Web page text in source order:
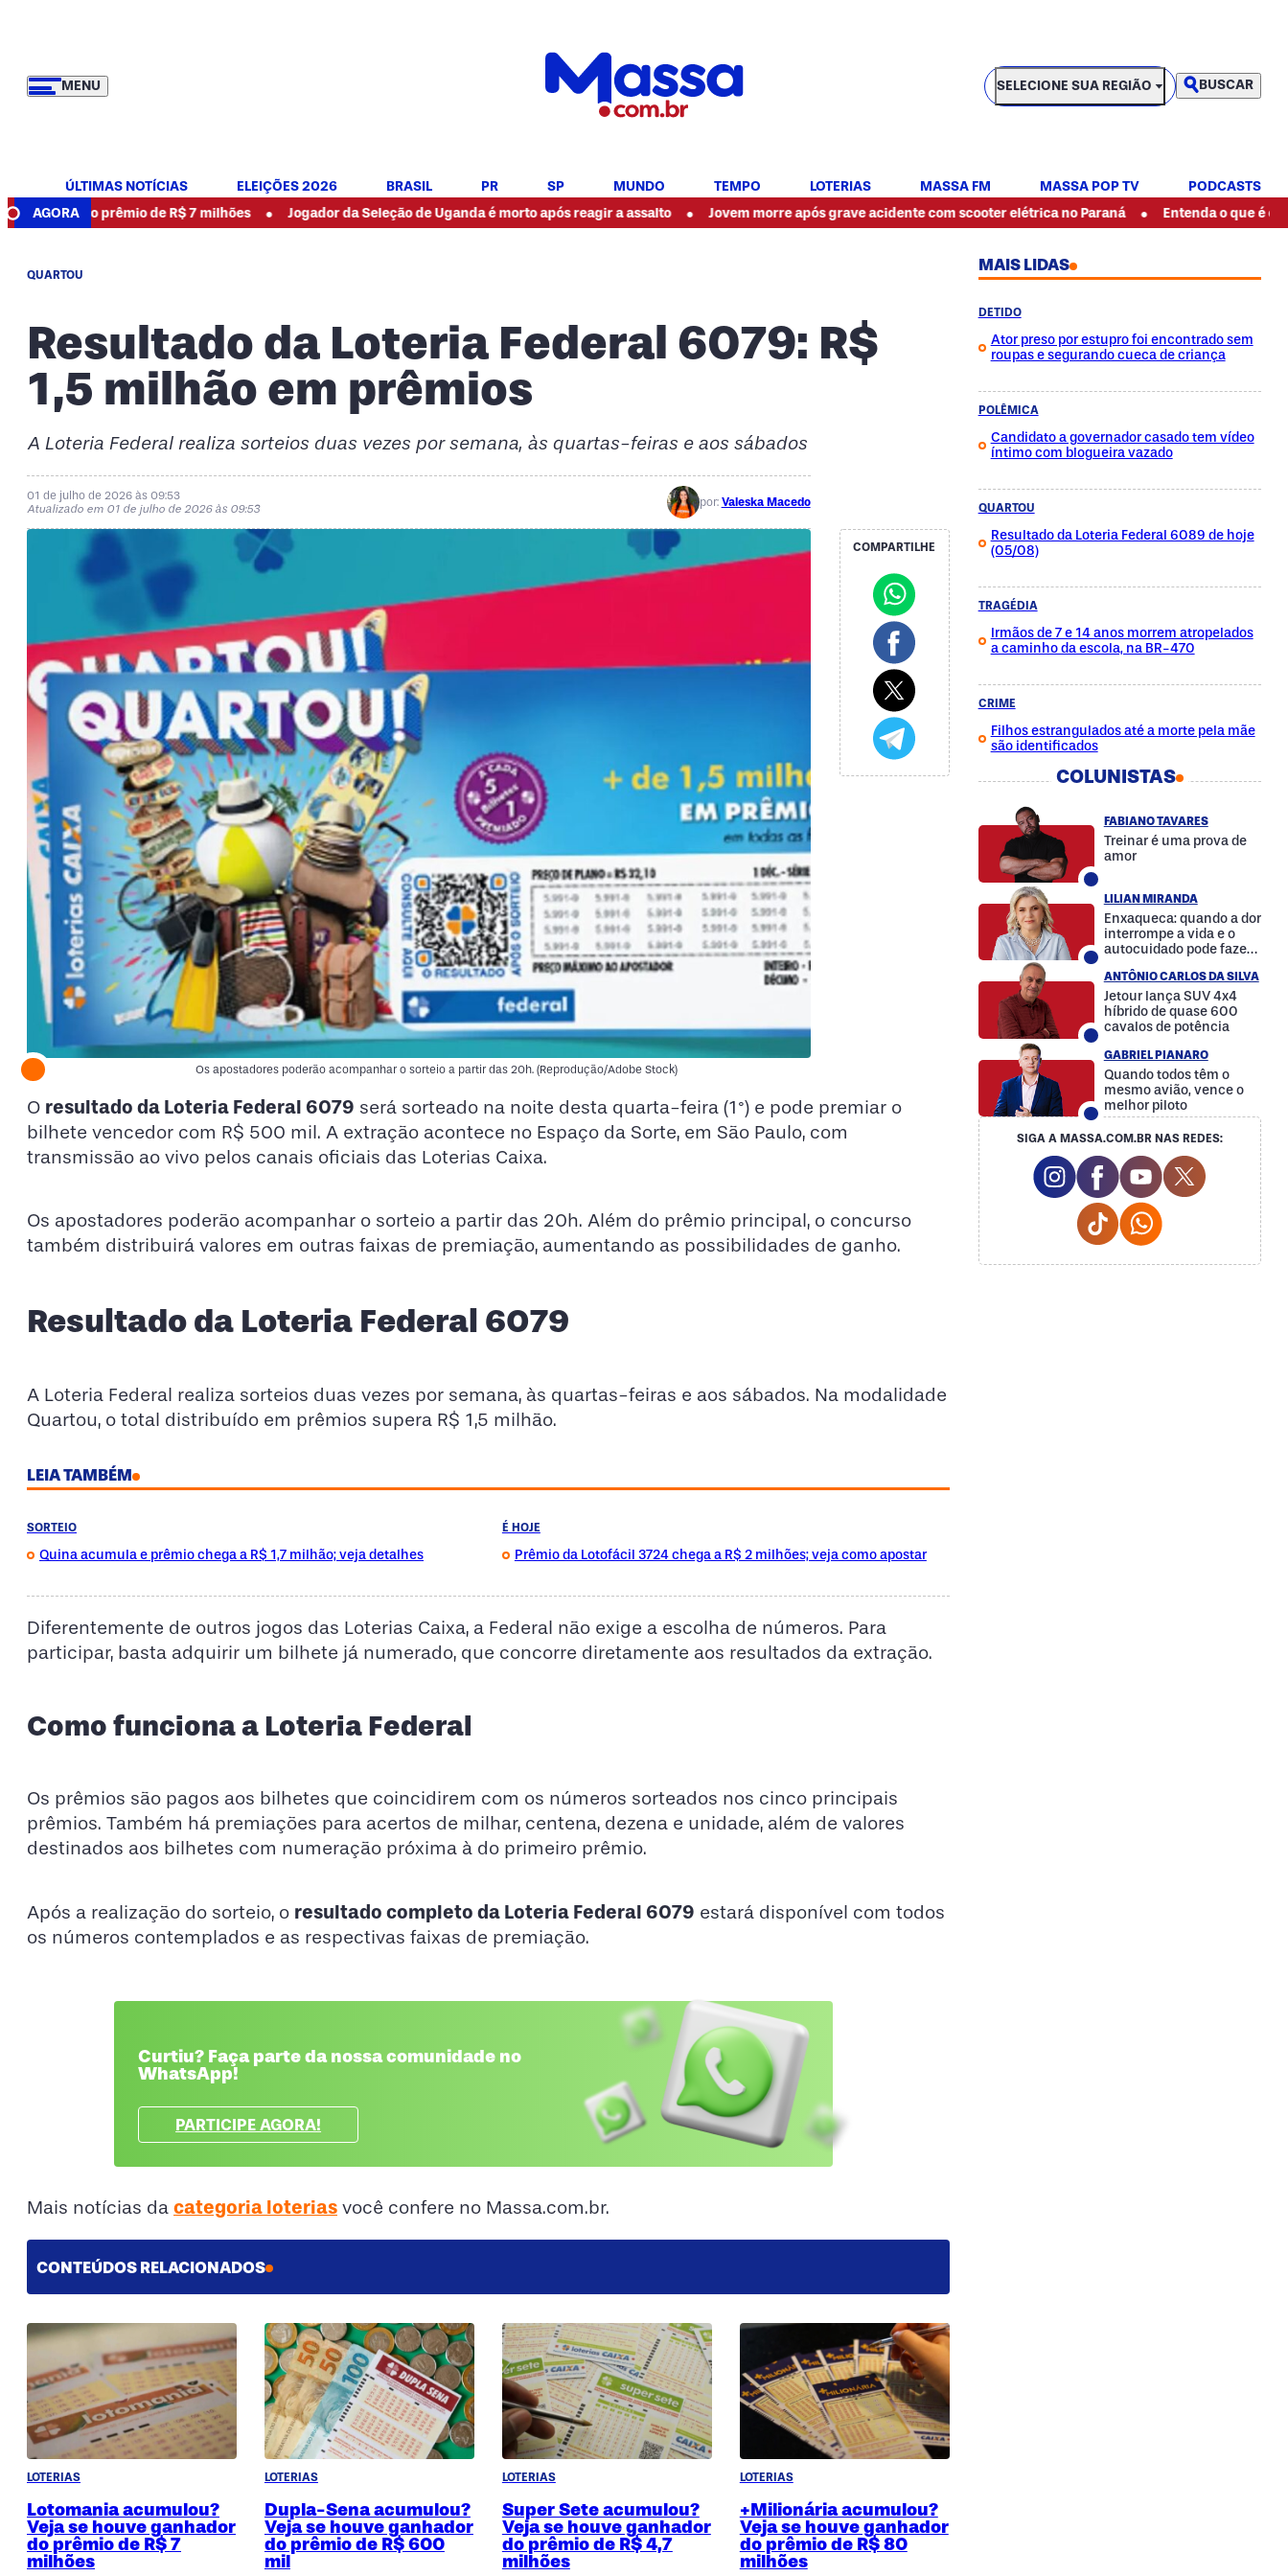
MENU
SELECIONE SUA REGIÃO
SELECIONE SUA REGIÃO BUSCAR
ÚLTIMAS NOTÍCIAS ELEIÇÕES 2026 BRASIL PR SP MUNDO TEMPO LOTERIAS MASSA FM MASSA POP TV
PODCASTS
AGORA
do prêmio de R$ 7 milhões • Jogador da Seleção de Uganda é morto após reagir a assalto • Jovem morre após grave acidente com scooter elétrica no Paraná • Entenda o que é o ciclone
QUARTOU
Resultado da Loteria Federal 6079: R$
1,5 milhão em prêmios
A Loteria Federal realiza sorteios duas vezes por semana, às quartas-feiras e aos sábados
01 de julho de 2026 às 09:53
Atualizado em 01 de julho de 2026 às 09:53
por: Valeska Macedo
Os apostadores poderão acompanhar o sorteio a partir das 20h. (Reprodução/Adobe Stock)
COMPARTILHE
O resultado da Loteria Federal 6079 será sorteado na noite desta quarta-feira (1°) e pode premiar o
bilhete vencedor com R$ 500 mil. A extração acontece no Espaço da Sorte, em São Paulo, com
transmissão ao vivo pelos canais oficiais das Loterias Caixa.
Os apostadores poderão acompanhar o sorteio a partir das 20h. Além do prêmio principal, o concurso
também distribuirá valores em outras faixas de premiação, aumentando as possibilidades de ganho.
Resultado da Loteria Federal 6079
A Loteria Federal realiza sorteios duas vezes por semana, às quartas-feiras e aos sábados. Na modalidade
Quartou, o total distribuído em prêmios supera R$ 1,5 milhão.
LEIA TAMBÉM
SORTEIO
Quina acumula e prêmio chega a R$ 1,7 milhão; veja detalhes
É HOJE
Prêmio da Lotofácil 3724 chega a R$ 2 milhões; veja como apostar
Diferentemente de outros jogos das Loterias Caixa, a Federal não exige a escolha de números. Para
participar, basta adquirir um bilhete já numerado, que concorre diretamente aos resultados da extração.
Como funciona a Loteria Federal
Os prêmios são pagos aos bilhetes que coincidirem com os números sorteados nos cinco principais
prêmios. Também há premiações para acertos de milhar, centena, dezena e unidade, além de valores
destinados aos bilhetes com numeração próxima à do primeiro prêmio.
Após a realização do sorteio, o resultado completo da Loteria Federal 6079 estará disponível com todos
os números contemplados e as respectivas faixas de premiação.
Curtiu? Faça parte da nossa comunidade no
WhatsApp!
PARTICIPE AGORA!
Mais notícias da categoria loterias você confere no Massa.com.br.
CONTEÚDOS RELACIONADOS
LOTERIAS
Lotomania acumulou?
Veja se houve ganhador
do prêmio de R$ 7
milhões
LOTERIAS
Dupla-Sena acumulou?
Veja se houve ganhador
do prêmio de R$ 600
mil
LOTERIAS
Super Sete acumulou?
Veja se houve ganhador
do prêmio de R$ 4,7
milhões
LOTERIAS
+Milionária acumulou?
Veja se houve ganhador
do prêmio de R$ 80
milhões
MAIS LIDAS
DETIDO
Ator preso por estupro foi encontrado sem
roupas e segurando cueca de criança
POLÊMICA
Candidato a governador casado tem vídeo
íntimo com blogueira vazado
QUARTOU
Resultado da Loteria Federal 6089 de hoje
(05/08)
TRAGÉDIA
Irmãos de 7 e 14 anos morrem atropelados
a caminho da escola, na BR-470
CRIME
Filhos estrangulados até a morte pela mãe
são identificados
COLUNISTAS
FABIANO TAVARES
Treinar é uma prova de
amor
LILIAN MIRANDA
Enxaqueca: quando a dor
interrompe a vida e o
autocuidado pode fazer
ANTÔNIO CARLOS DA SILVA
Jetour lança SUV 4x4
híbrido de quase 600
cavalos de potência
GABRIEL PIANARO
Quando todos têm o
mesmo avião, vence o
melhor piloto
SIGA A MASSA.COM.BR NAS REDES:
Instagram Social Media
Facebook Social Media
Youtube Social
Twitter
Tiktok Social Media
Whatsapp